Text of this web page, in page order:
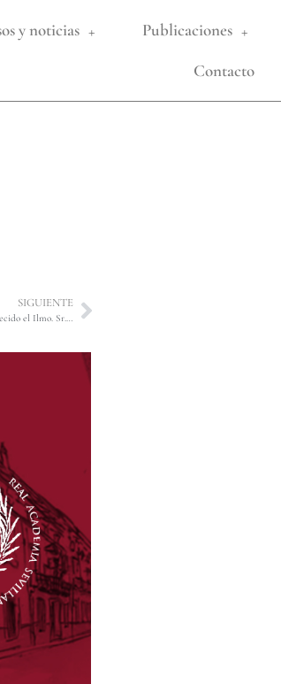
y noticias
Publicaciones
Contacto
SIGUIENTE
Ha fallecido el Ilmo. Sr. D. Francisco Cuenca Anaya, Académico Numerario de esta Real Academia, el día 18 de octubre de 2025.